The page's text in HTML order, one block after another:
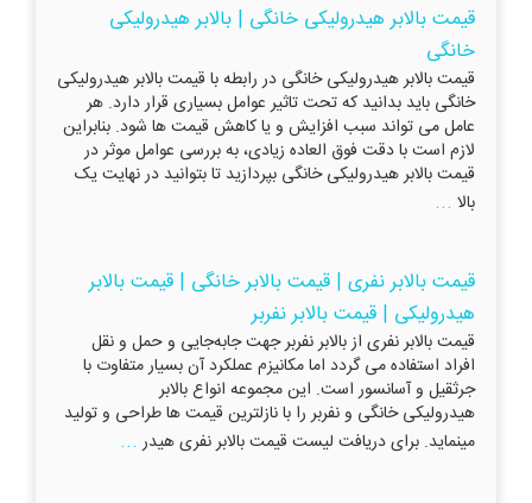
قیمت بالابر هیدرولیکی خانگی | بالابر هیدرولیکی
خانگی
قیمت بالابر هیدرولیکی خانگی در رابطه با قیمت بالابر هیدرولیکی
خانگی باید بدانید که تحت تاثیر عوامل بسیاری قرار دارد. هر
عامل می تواند سبب افزایش و یا کاهش قیمت ها شود. بنابراین
لازم است با دقت فوق العاده زیادی، به بررسی عوامل موثر در
قیمت بالابر هیدرولیکی خانگی بپردازید تا بتوانید در نهایت یک
بالا ...
قیمت بالابر نفری | قیمت بالابر خانگی | قیمت بالابر
هیدرولیکی | قیمت بالابر نفربر
قیمت بالابر نفری از بالابر نفربر جهت جابه‌جایی و حمل و نقل
افراد استفاده می گردد اما مکانیزم عملکرد آن بسیار متفاوت با
جرثقیل و آسانسور است. این مجموعه انواع بالابر
هیدرولیکی خانگی و نفربر را با نازلترین قیمت ها طراحی و تولید
مینماید. برای دریافت لیست قیمت بالابر نفری هیدر ...